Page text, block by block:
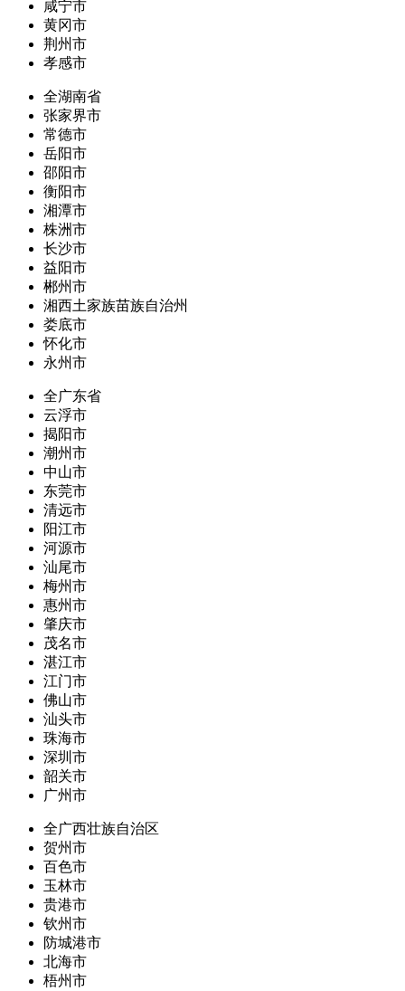
咸宁市
黄冈市
荆州市
孝感市
全湖南省
张家界市
常德市
岳阳市
邵阳市
衡阳市
湘潭市
株洲市
长沙市
益阳市
郴州市
湘西土家族苗族自治州
娄底市
怀化市
永州市
全广东省
云浮市
揭阳市
潮州市
中山市
东莞市
清远市
阳江市
河源市
汕尾市
梅州市
惠州市
肇庆市
茂名市
湛江市
江门市
佛山市
汕头市
珠海市
深圳市
韶关市
广州市
全广西壮族自治区
贺州市
百色市
玉林市
贵港市
钦州市
防城港市
北海市
梧州市